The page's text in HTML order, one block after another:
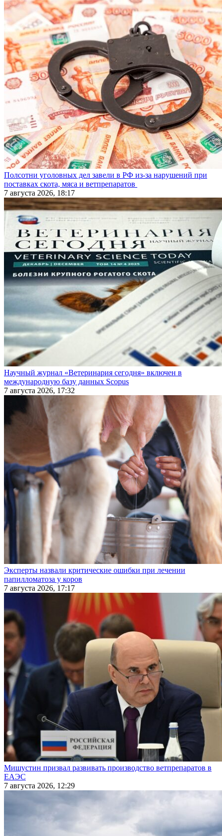
Полсотни уголовных дел завели в РФ из-за нарушений при
поставках скота, мяса и ветпрепаратов
7 августа 2026, 18:17
Научный журнал «Ветеринария сегодня» включен в
международную базу данных Scopus
7 августа 2026, 17:32
Эксперты назвали критические ошибки при лечении
папилломатоза у коров
7 августа 2026, 17:17
Мишустин призвал развивать производство ветпрепаратов в
ЕАЭС
7 августа 2026, 12:29